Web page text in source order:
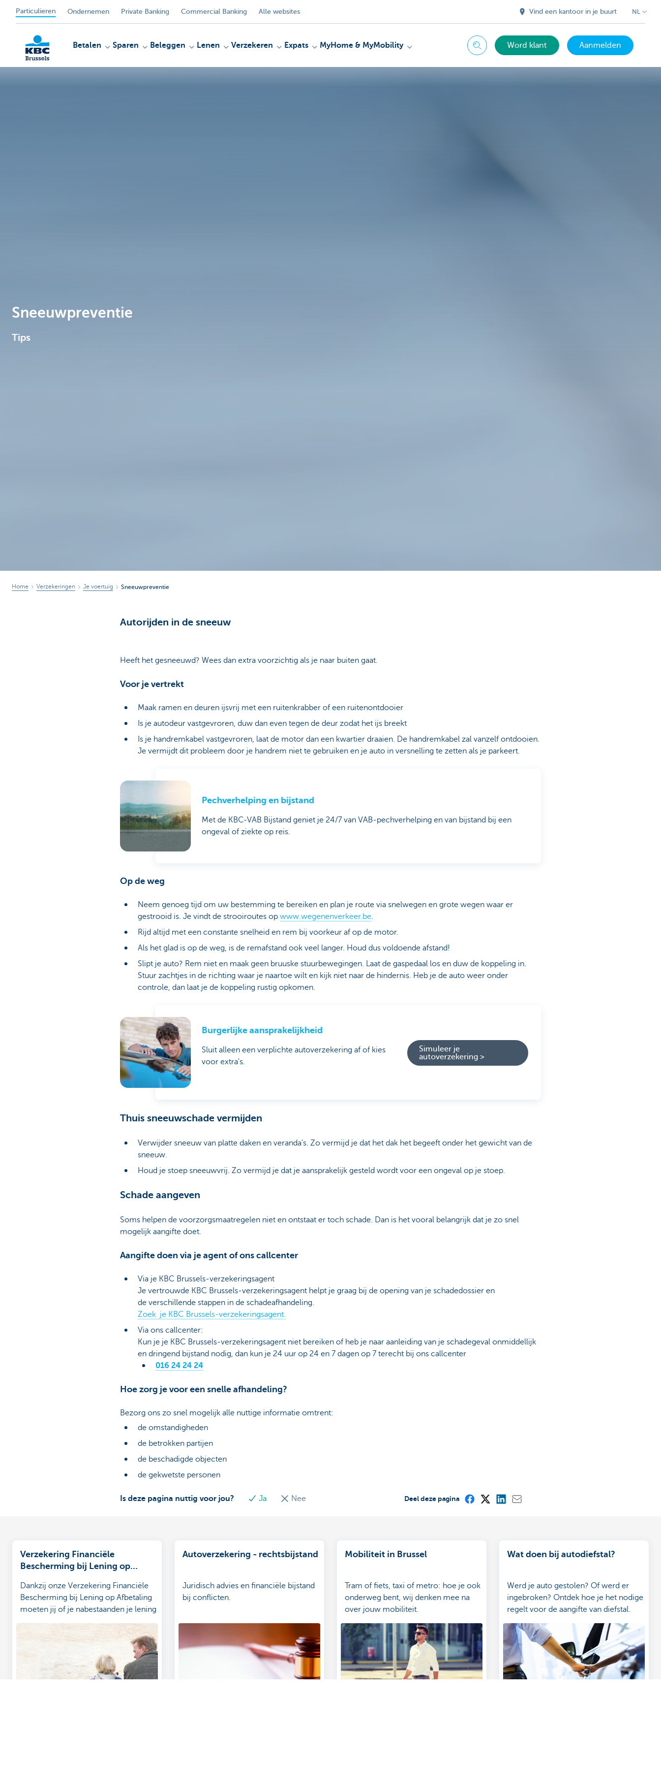
Particulieren Ondernemen Private Banking Commercial Banking Alle websites Vind een kantoor in je buurt NL
Betalen Sparen Beleggen Lenen Verzekeren Expats MyHome & MyMobility Zoeken Word klant Aanmelden
Sneeuwpreventie
Tips
Home Verzekeringen Je voertuig Sneeuwpreventie
Autorijden in de sneeuw
Heeft het gesneeuwd? Wees dan extra voorzichtig als je naar buiten gaat.
Voor je vertrekt
Maak ramen en deuren ijsvrij met een ruitenkrabber of een ruitenontdooier
Is je autodeur vastgevroren, duw dan even tegen de deur zodat het ijs breekt
Is je handremkabel vastgevroren, laat de motor dan een kwartier draaien. De handremkabel zal vanzelf ontdooien.
Je vermijdt dit probleem door je handrem niet te gebruiken en je auto in versnelling te zetten als je parkeert.
Pechverhelping en bijstand
Met de KBC-VAB Bijstand geniet je 24/7 van VAB-pechverhelping en van bijstand bij een
ongeval of ziekte op reis.
Op de weg
Neem genoeg tijd om uw bestemming te bereiken en plan je route via snelwegen en grote wegen waar er
gestrooid is. Je vindt de strooiroutes op www.wegenenverkeer.be.
Rijd altijd met een constante snelheid en rem bij voorkeur af op de motor.
Als het glad is op de weg, is de remafstand ook veel langer. Houd dus voldoende afstand!
Slipt je auto? Rem niet en maak geen bruuske stuurbewegingen. Laat de gaspedaal los en duw de koppeling in.
Stuur zachtjes in de richting waar je naartoe wilt en kijk niet naar de hindernis. Heb je de auto weer onder
controle, dan laat je de koppeling rustig opkomen.
Burgerlijke aansprakelijkheid
Sluit alleen een verplichte autoverzekering af of kies
voor extra's.
Simuleer je
autoverzekering >
Thuis sneeuwschade vermijden
Verwijder sneeuw van platte daken en veranda’s. Zo vermijd je dat het dak het begeeft onder het gewicht van de
sneeuw.
Houd je stoep sneeuwvrij. Zo vermijd je dat je aansprakelijk gesteld wordt voor een ongeval op je stoep.
Schade aangeven
Soms helpen de voorzorgsmaatregelen niet en ontstaat er toch schade. Dan is het vooral belangrijk dat je zo snel
mogelijk aangifte doet.
Aangifte doen via je agent of ons callcenter
Via je KBC Brussels-verzekeringsagent
Je vertrouwde KBC Brussels-verzekeringsagent helpt je graag bij de opening van je schadedossier en
de verschillende stappen in de schadeafhandeling.
Zoek je KBC Brussels-verzekeringsagent.
Via ons callcenter:
Kun je je KBC Brussels-verzekeringsagent niet bereiken of heb je naar aanleiding van je schadegeval onmiddellijk
en dringend bijstand nodig, dan kun je 24 uur op 24 en 7 dagen op 7 terecht bij ons callcenter
016 24 24 24
Hoe zorg je voor een snelle afhandeling?
Bezorg ons zo snel mogelijk alle nuttige informatie omtrent:
de omstandigheden
de betrokken partijen
de beschadigde objecten
de gekwetste personen
Is deze pagina nuttig voor jou? Ja Nee Deel deze pagina
Verzekering Financiële
Bescherming bij Lening op
Dankzij onze Verzekering Financiële
Bescherming bij Lening op Afbetaling
moeten jij of je nabestaanden je lening
niet meer terugbetalen als je
arbeidsongeschikt wordt of overlijdt.
Bekijk de voorwaarden.
Autoverzekering - rechtsbijstand
Juridisch advies en financiële bijstand
bij conflicten.
Mobiliteit in Brussel
Tram of fiets, taxi of metro: hoe je ook
onderweg bent, wij denken mee na
over jouw mobiliteit.
Wat doen bij autodiefstal?
Werd je auto gestolen? Of werd er
ingebroken? Ontdek hoe je het nodige
regelt voor de aangifte van diefstal.